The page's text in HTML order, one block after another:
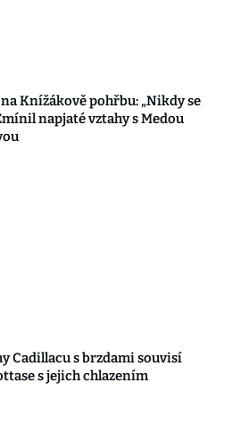
Knížákově pohřbu: „Nikdy se
napjaté vztahy s Medou
Cadillacu s brzdami souvisí
s jejich chlazením